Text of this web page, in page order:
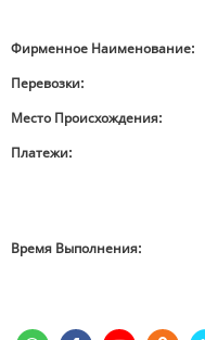
Фирменное Наименование:
Перевозки:
Место Происхождения:
Платежи:
Время Выполнения: